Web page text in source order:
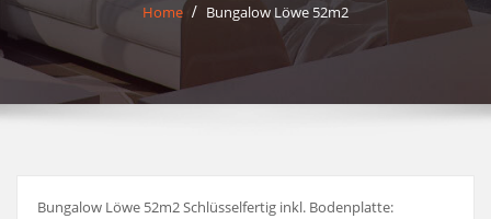
Home Bungalow Löwe 52m2
Bungalow Löwe 52m2 Schlüsselfertig inkl. Bodenplatte: